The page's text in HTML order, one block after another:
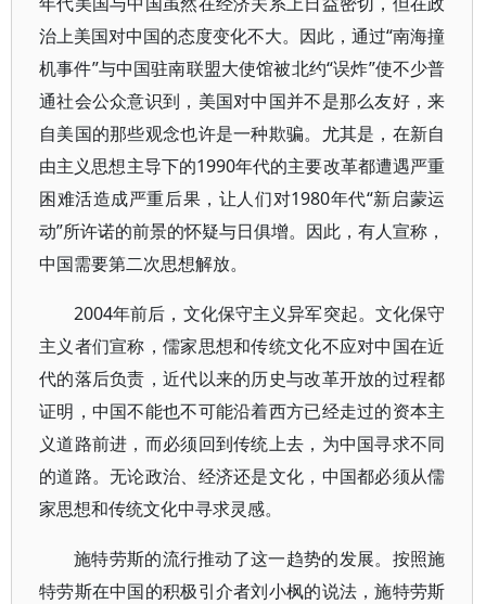
治上美国对中国的态度变化不大。因此，通过“南海撞
机事件”与中国驻南联盟大使馆被北约“误炸”使不少普
通社会公众意识到，美国对中国并不是那么友好，来
自美国的那些观念也许是一种欺骗。尤其是，在新自
由主义思想主导下的1990年代的主要改革都遭遇严重
困难活造成严重后果，让人们对1980年代“新启蒙运
动”所许诺的前景的怀疑与日俱增。因此，有人宣称，
中国需要第二次思想解放。
2004年前后，文化保守主义异军突起。文化保守
主义者们宣称，儒家思想和传统文化不应对中国在近
代的落后负责，近代以来的历史与改革开放的过程都
证明，中国不能也不可能沿着西方已经走过的资本主
义道路前进，而必须回到传统上去，为中国寻求不同
的道路。无论政治、经济还是文化，中国都必须从儒
家思想和传统文化中寻求灵感。
施特劳斯的流行推动了这一趋势的发展。按照施
特劳斯在中国的积极引介者刘小枫的说法，施特劳斯